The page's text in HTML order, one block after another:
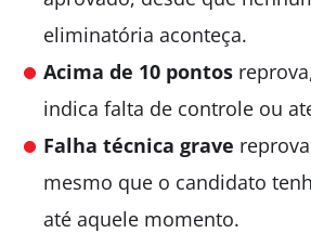
eliminatória aconteça.
Acima de 10 pontos
indica falta de controle ou
Falha técnica grave
mesmo que o candidato
até aquele momento.